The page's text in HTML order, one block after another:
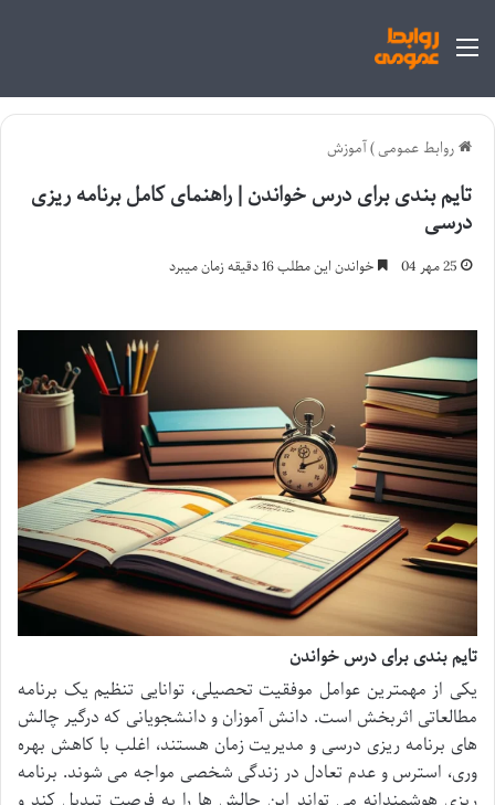
منو
روابط عمومی)آموزش
تایم بندی برای درس خواندن | راهنمای کامل برنامه ریزی
درسی
25 مهر 04 خواندن این مطلب 16 دقیقه زمان میبرد
تایم بندی برای درس خواندن
یکی از مهمترین عوامل موفقیت تحصیلی، توانایی تنظیم یک برنامه
مطالعاتی اثربخش است. دانش آموزان و دانشجویانی که درگیر چالش
های برنامه ریزی درسی و مدیریت زمان هستند، اغلب با کاهش بهره
وری، استرس و عدم تعادل در زندگی شخصی مواجه می شوند. برنامه